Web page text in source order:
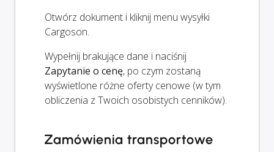
Otwórz dokument i kliknij menu wysyłki
Cargoson.
Wypełnij brakujące dane i naciśnij
Zapytanie o cenę, po czym zostaną
wyświetlone różne oferty cenowe (w tym
obliczenia z Twoich osobistych cenników).
Zamówienia transportowe